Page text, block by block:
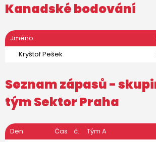
Kanadské bodování
Jméno
Kryštof Pešek
Seznam zápasů -
týmSektor Praha
Den Čas č. Tým A